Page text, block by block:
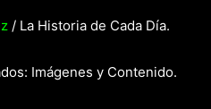
/ La Historia de Cada Día.
Imágenes y Contenido.